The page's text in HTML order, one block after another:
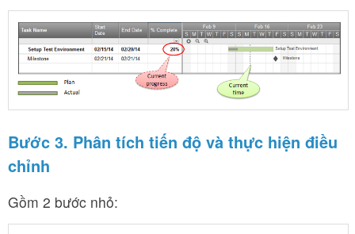
Bước 3. Phân tích tiến độ và thực hiện điều
chỉnh
Gồm 2 bước nhỏ: